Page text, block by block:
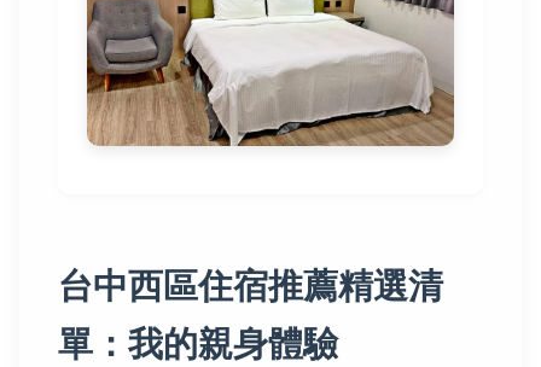
台中西區住宿推薦精選清
單：我的親身體驗